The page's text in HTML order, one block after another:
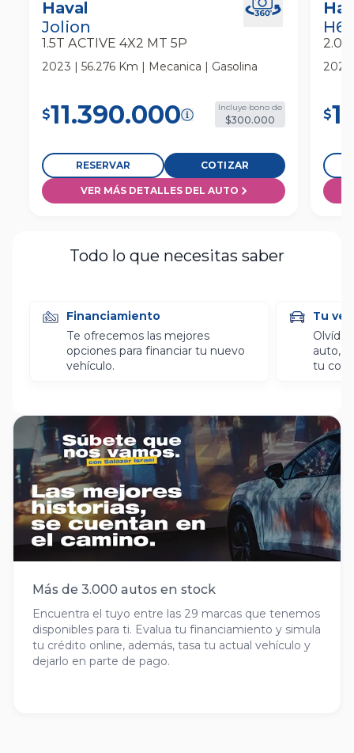
Wagon
Haval
Jolion
1.5T ACTIVE 4X2 MT 5P
2023 | 56.276 Km | Mecanica | Gasolina
$11.390.000 Incluye bono de
$300.000
RESERVAR COTIZAR
VER MÁS DETALLES DEL AUTO
H6
2.0
$
Todo lo que necesitas saber
Financiamiento
Te ofrecemos las mejores
opciones para financiar tu nuevo
vehículo.
Tu
auto,
tu
Más de 3.000 autos en stock
Encuentra el tuyo entre las 29 marcas que tenemos
disponibles para ti. Evalua tu financiamiento y simula
tu crédito online, además, tasa tu actual vehículo y
dejarlo en parte de pago.